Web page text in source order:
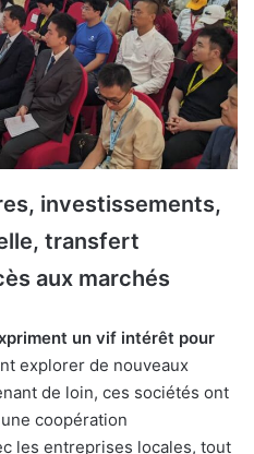
investissements,
transfert
aux marchés
un vif intérêt pour
explorer de nouveaux
de loin, ces sociétés ont
coopération
les entreprises locales, tout